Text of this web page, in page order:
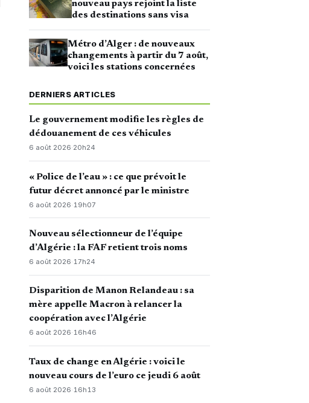
nouveau pays rejoint la liste
des destinations sans visa
Métro d’Alger : de nouveaux
changements à partir du 7 août,
voici les stations concernées
DERNIERS ARTICLES
Le gouvernement modifie les règles de
dédouanement de ces véhicules
6 août 2026·20h24
« Police de l’eau » : ce que prévoit le
futur décret annoncé par le ministre
6 août 2026· 19h07
Nouveau sélectionneur de l’équipe
d’Algérie : la FAF retient trois noms
6 août 2026·17h24
Disparition de Manon Relandeau : sa
mère appelle Macron à relancer la
coopération avec l’Algérie
6 août 2026·16h46
Taux de change en Algérie : voici le
nouveau cours de l’euro ce jeudi 6 août
6 août 2026· 16h13